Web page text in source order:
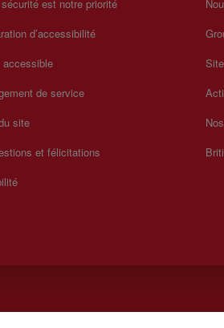
est notre priorité
d’accessibilité
accessible
de service
site
et félicitations